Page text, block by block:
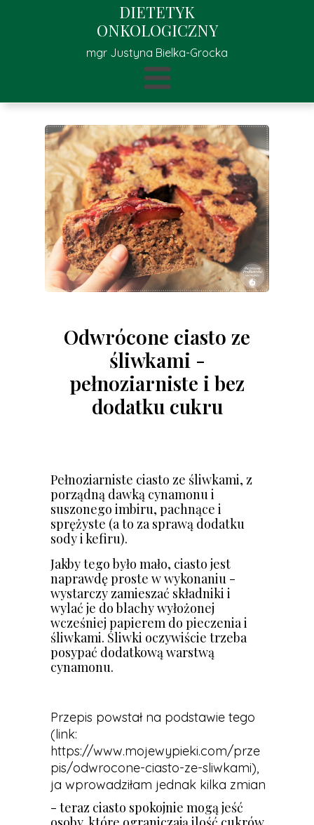
DIETETYK
ONKOLOGICZNY
mgr Justyna Bielka-Grocka
Odwrócone ciasto ze
śliwkami -
pełnoziarniste i bez
dodatku cukru
Pełnoziarniste ciasto ze śliwkami, z
porządną dawką cynamonu i
suszonego imbiru, pachnące i
sprężyste (a to za sprawą dodatku
sody i kefiru).
Jakby tego było mało, ciasto jest
naprawdę proste w wykonaniu -
wystarczy zamieszać składniki i
wylać je do blachy wyłożonej
wcześniej papierem do pieczenia i
śliwkami. Śliwki oczywiście trzeba
posypać dodatkową warstwą
cynamonu.
Przepis powstał na podstawie tego
(link:
https://www.mojewypieki.com/prze
pis/odwrocone-ciasto-ze-sliwkami),
ja wprowadziłam jednak kilka zmian
- teraz ciasto spokojnie mogą jeść